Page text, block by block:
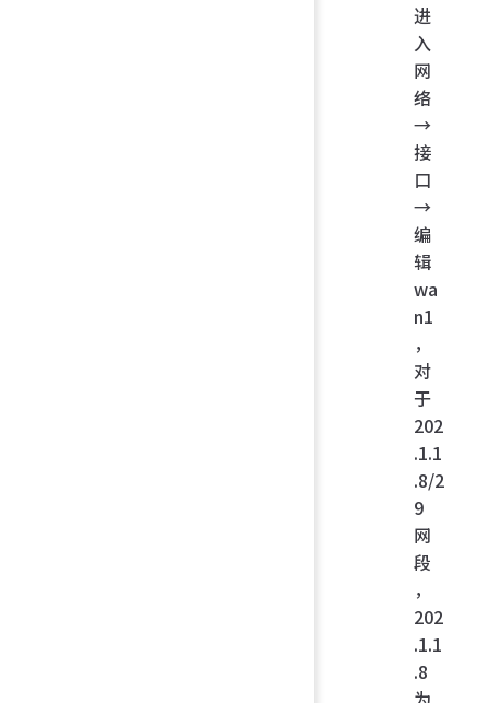
进
入
网
络
→
接
口
→
编
辑
wa
n1
，
对
于
202
.1.1
.8/2
9
网
段
，
202
.1.1
.8